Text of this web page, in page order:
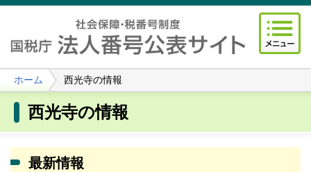
ホーム 西光寺の情報
西光寺の情報
最新情報